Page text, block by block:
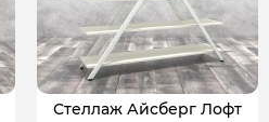
Стеллаж Айсберг Лофт